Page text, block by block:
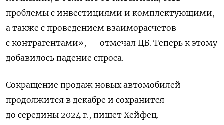
проблемы с инвестициями и комплектующими,
а также с проведением взаиморасчетов
с контрагентами», — отмечал ЦБ. Теперь к этому
добавилось падение спроса.
Сокращение продаж новых автомобилей
продолжится в декабре и сохранится
до середины 2024 г., пишет Хейфец.